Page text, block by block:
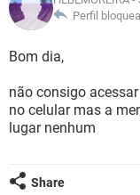
INSTAGRAM
GUIA DE COMPRAS
OUTLOOK
INSTAGRAM
JOGOS
CELULAR
OUTLOOK
INSTAGRAM
GUIA DE COMPRAS
GLOSSÁRIO
JOGOS
OUTLOOK
INSTAGRAM
GUIA DE COMPRAS
Perfil
Bom dia,
não consigo
no celular mas a
lugar nenhum
Share